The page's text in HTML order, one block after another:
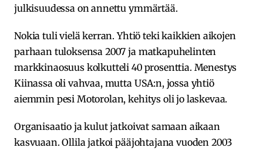
julkisuudessa on annettu ymmärtää.
Nokia tuli vielä kerran. Yhtiö teki kaikkien aikojen
parhaan tuloksensa 2007 ja matkapuhelinten
markkinaosuus kolkutteli 40 prosenttia. Menestys
Kiinassa oli vahvaa, mutta USA:n, jossa yhtiö
aiemmin pesi Motorolan, kehitys oli jo laskevaa.
Organisaatio ja kulut jatkoivat samaan aikaan
kasvuaan. Ollila jatkoi pääjohtajana vuoden 2003